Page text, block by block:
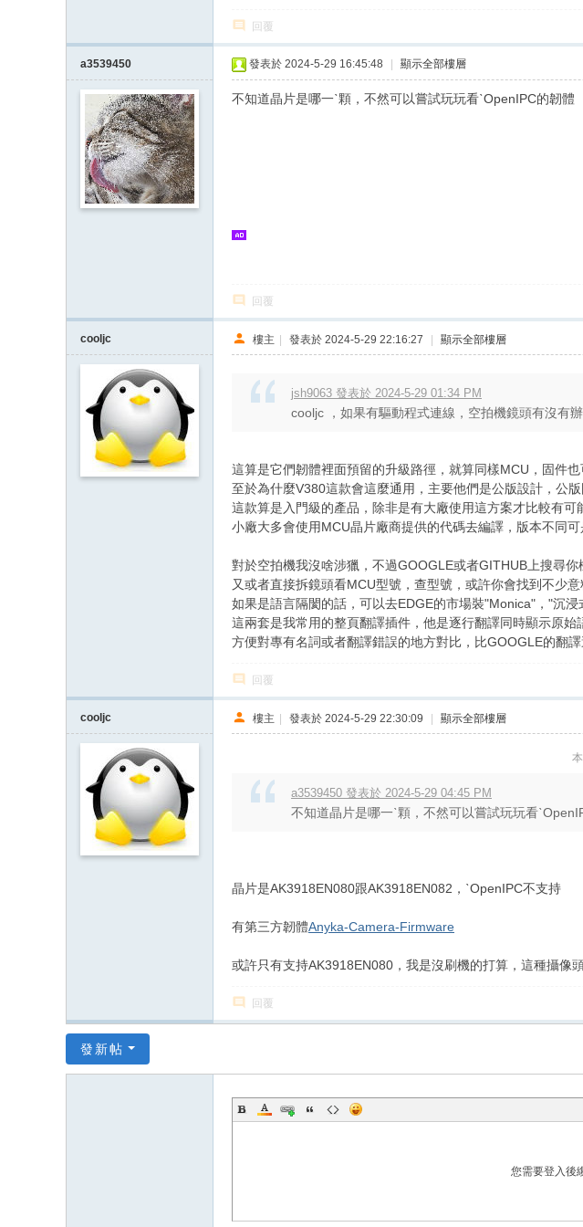
回覆
a3539450 發表於 2024-5-29 16:45:48 顯示全部樓層
不知道晶片是哪一ˋ顆，不然可以嘗試玩玩看ˋOpenIPC的韌體
回覆
cooljc 樓主 | 發表於 2024-5-29 22:16:27 | 顯示全部樓層
jsh9063 發表於 2024-5-29 01:34 PM
cooljc ，如果有驅動程式連線，空拍機鏡頭有沒有
這算是它們韌體裡面預留的升級路徑，就算同樣MCU，固件也
至於為什麼V380這款會這麼通用，主要他們是公版設計，公版
這款算是入門級的產品，除非是有大廠使用這方案才比較有可
小廠大多會使用MCU晶片廠商提供的代碼去編譯，版本不同可
對於空拍機我沒啥涉獵，不過GOOGLE或者GITHUB上搜尋你
又或者直接拆鏡頭看MCU型號，查型號，或許你會找到不少意
如果是語言隔閡的話，可以去EDGE的市場裝"Monica"，"沉浸
這兩套是我常用的整頁翻譯插件，他是逐行翻譯同時顯示原始
方便對專有名詞或者翻譯錯誤的地方對比，比GOOGLE的翻譯
回覆
cooljc 樓主 | 發表於 2024-5-29 22:30:09 | 顯示全部樓層
a3539450 發表於 2024-5-29 04:45 PM
不知道晶片是哪一ˋ顆，不然可以嘗試玩玩看
晶片是AK3918EN080跟AK3918EN082，ˋOpenIPC不支持
有第三方韌體Anyka-Camera-Firmware
或許只有支持AK3918EN080，我是沒刷機的打算，這種攝像
回覆
發新帖
您需要登入後